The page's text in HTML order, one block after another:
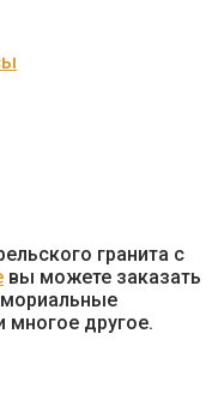
гранита с
вы можете заказать
многое другое.